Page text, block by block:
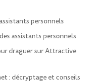
personnels
assistants personnels
draguer sur Attractive
: décryptage et conseils